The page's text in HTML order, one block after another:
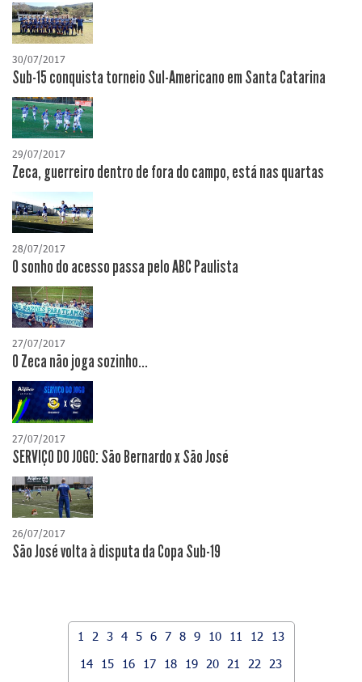
30/07/2017
Sub-15 conquista torneio Sul-Americano em Santa Catarina
29/07/2017
Zeca, guerreiro dentro de fora do campo, está nas quartas
28/07/2017
O sonho do acesso passa pelo ABC Paulista
27/07/2017
O Zeca não joga sozinho...
27/07/2017
SERVIÇO DO JOGO: São Bernardo x São José
26/07/2017
São José volta à disputa da Copa Sub-19
1 2 3 4 5 6 7 8 9 10 11 12
13
14
15 16 17 18 19 20 21 22
23